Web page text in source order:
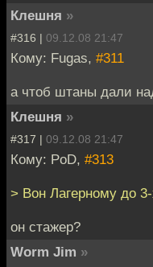
Клешня »
#316 | 09.12.08 21:47
Кому: Fugas, #311
а чтоб штаны дали
Клешня »
#317 | 09.12.08 21:47
Кому: PoD, #313
> Вон Лагерному до
он стажер?
Worm Jim »